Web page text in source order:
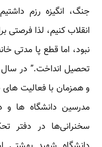
جنگ، انگیزه رزم
انقلاب کنیم، لذا ‏فرصتی
نبود، اما قطع پا مدتی
و همزمان با فعالیت‌
مدرسین دانشگاه ‌ها ‏و
سخنرانی‌ها در دفتر